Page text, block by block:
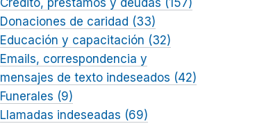
Crédito, préstamos y deudas (157)
Donaciones de caridad (33)
Educación y capacitación (32)
Emails, correspondencia y
mensajes de texto indeseados (42)
Funerales (9)
Llamadas indeseadas (69)